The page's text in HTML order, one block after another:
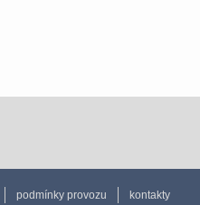
podmínky provozu
kontakty